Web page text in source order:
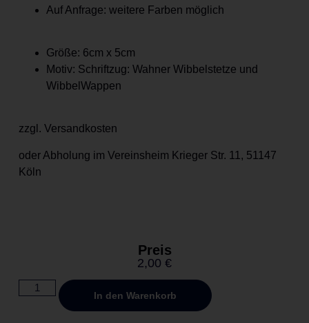
Auf Anfrage: weitere Farben möglich
Größe: 6cm x 5cm
Motiv: Schriftzug: Wahner Wibbelstetze und
WibbelWappen
zzgl. Versandkosten
oder Abholung im Vereinsheim Krieger Str. 11, 51147
Köln
Preis
2,00 €
In den Warenkorb